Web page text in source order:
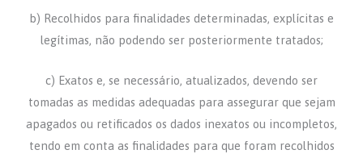
b) Recolhidos para finalidades determinadas, explícitas e
legítimas, não podendo ser posteriormente tratados;
c) Exatos e, se necessário, atualizados, devendo ser
tomadas as medidas adequadas para assegurar que sejam
apagados ou retificados os dados inexatos ou incompletos,
tendo em conta as finalidades para que foram recolhidos